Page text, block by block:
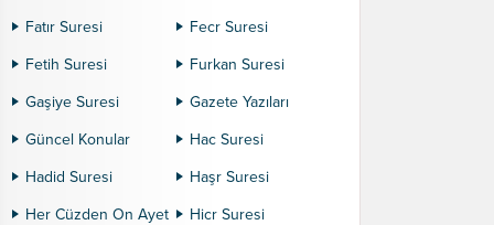
Fatır Suresi
Fecr Suresi
Fetih Suresi
Furkan Suresi
Gaşiye Suresi
Gazete Yazıları
Güncel Konular
Hac Suresi
Hadid Suresi
Haşr Suresi
Her Cüzden On Ayet
Hicr Suresi